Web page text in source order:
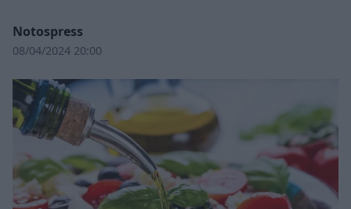
Notospress
08/04/2024 20:00